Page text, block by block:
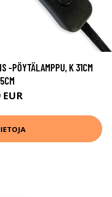
-PÖYTÄLAMPPU, K 31CM
EUR